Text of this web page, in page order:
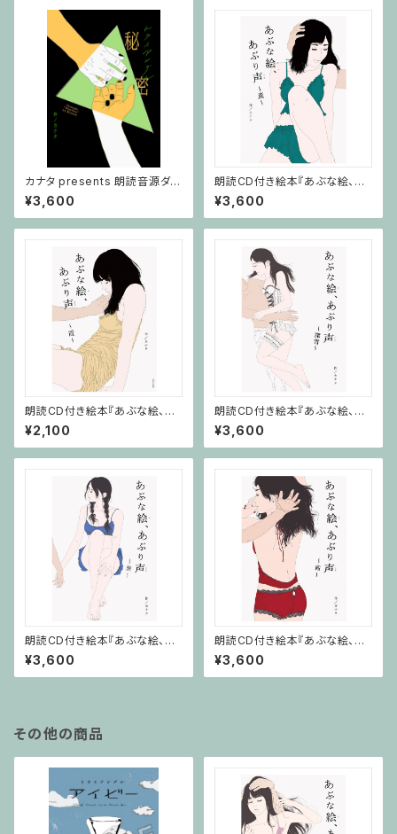
カナタ presents 朗読音源ダウ
ンロードカード付き絵本「トライ
アングル ～秘密～」
¥3,600
朗読CD付き絵本『あぶな絵、あ
ぶり声～薫～』
¥3,600
朗読CD付き絵本『あぶな絵、あ
ぶり声～霞～』
¥2,100
朗読CD付き絵本『あぶな絵、あ
ぶり声～深雪～』
¥3,600
朗読CD付き絵本『あぶな絵、あ
ぶり声～葵～』
¥3,600
朗読CD付き絵本『あぶな絵、あ
ぶり声～茜～』
¥3,600
その他の商品